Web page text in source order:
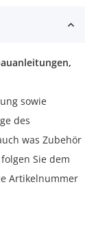
sowie
des
was Zubehör
Sie dem
Artikelnummer